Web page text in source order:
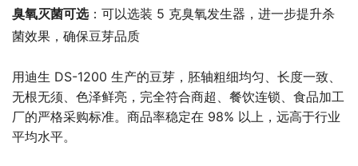
臭氧灭菌可选：可以选装 5 克臭氧发生器，进一步提升杀
菌效果，确保豆芽品质
用迪生 DS-1200 生产的豆芽，胚轴粗细均匀、长度一致、
无根无须、色泽鲜亮，完全符合商超、餐饮连锁、食品加工
厂的严格采购标准。商品率稳定在 98% 以上，远高于行业
平均水平。